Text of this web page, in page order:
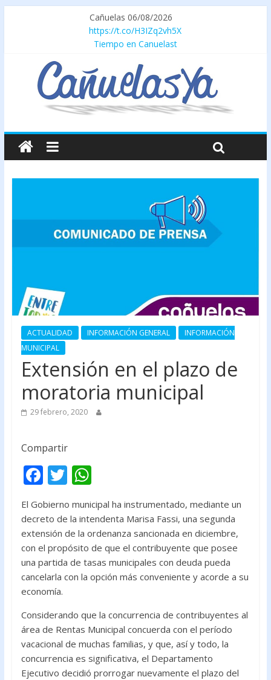
Cañuelas 06/08/2026
https://t.co/H3IZq2vh5X
Tiempo en Canuelast
ACTUALIDAD INFORMACIÓN GENERAL
INFORMACIÓN
MUNICIPAL
Extensión en el plazo de
moratoria municipal
29 febrero, 2020
Compartir
F
ac
e
b
o
o
k
T
itt
er
W
at
s
A
p
p
El Gobierno municipal ha instrumentado, mediante un
decreto de la intendenta Marisa Fassi, una segunda
extensión de la ordenanza sancionada en diciembre,
con el propósito de que el contribuyente que posee
una partida de tasas municipales con deuda pueda
cancelarla con la opción más conveniente y acorde a su
economía.
Considerando que la concurrencia de contribuyentes al
área de Rentas Municipal concuerda con el período
vacacional de muchas familias, y que, así y todo, la
concurrencia es significativa, el Departamento
Ejecutivo decidió prorrogar nuevamente el plazo del